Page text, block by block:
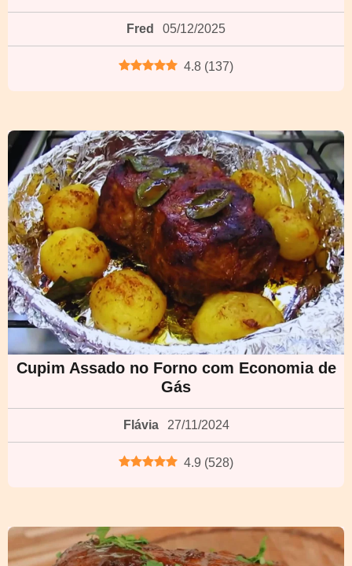
Fred 05/12/2025
4.8 (137)
Cupim Assado no Forno com Economia de
Gás
Flávia 27/11/2024
4.9 (528)